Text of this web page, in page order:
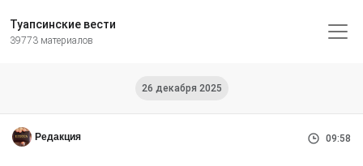
Туапсинские вести
39773 материалов
26 декабря 2025
Редакция 09:58